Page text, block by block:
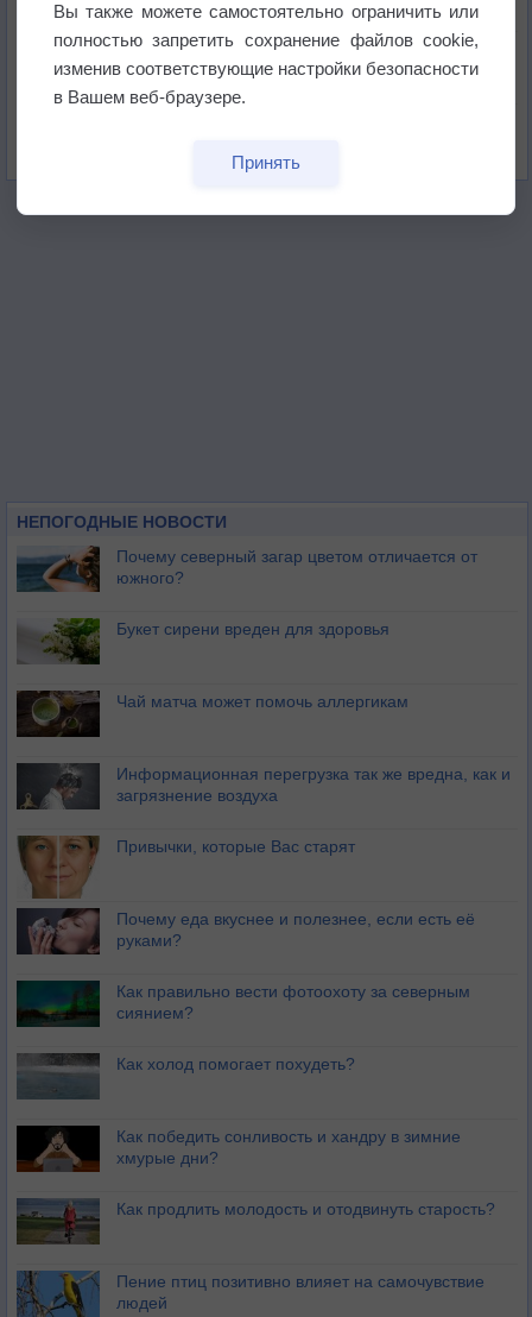
Погода в Москве 6 августа
НЕПОГОДНЫЕ НОВОСТИ
Почему северный загар цветом отличается от
южного?
Букет сирени вреден для здоровья
Чай матча может помочь аллергикам
Информационная перегрузка так же вредна, как и
загрязнение воздуха
Привычки, которые Вас старят
Почему еда вкуснее и полезнее, если есть её
руками?
Как правильно вести фотоохоту за северным
сиянием?
Как холод помогает похудеть?
Как победить сонливость и хандру в зимние
хмурые дни?
Как продлить молодость и отодвинуть старость?
Пение птиц позитивно влияет на самочувствие
людей
Вы также можете самостоятельно ограничить или
полностью запретить сохранение файлов cookie,
изменив соответствующие настройки безопасности
в Вашем веб-браузере.
Принять